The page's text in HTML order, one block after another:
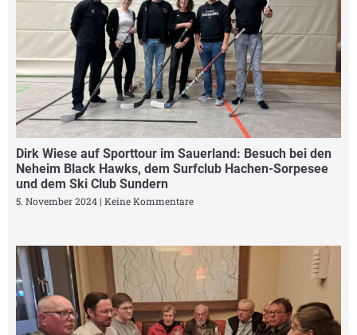
Dirk Wiese auf Sporttour im Sauerland: Besuch bei den
Neheim Black Hawks, dem Surfclub Hachen-Sorpesee
und dem Ski Club Sundern
5. November 2024 Keine Kommentare